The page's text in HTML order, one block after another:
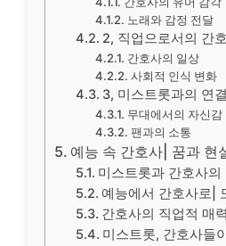
노래와 감정 전달
2, 직업으로서의 간
간호사의 일상
사회적 인식 변화
3, 미스트롯과의 연
무대에서의 자신감
팬과의 소통
예능 속 간호사| 꿈과 현
미스트롯과 간호사의
예능에서 간호사로|
간호사의 직업적 매
미스트롯, 간호사들